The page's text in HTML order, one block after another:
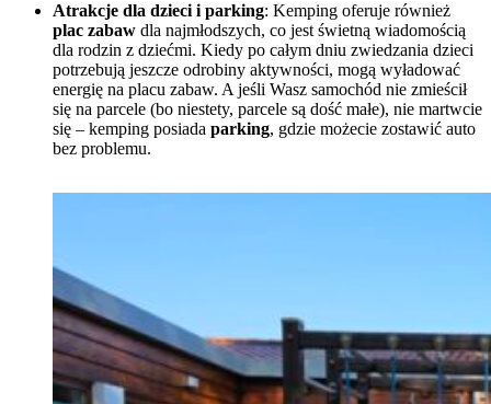
Atrakcje dla dzieci i parking: Kemping oferuje również
plac zabaw dla najmłodszych, co jest świetną wiadomością
dla rodzin z dziećmi. Kiedy po całym dniu zwiedzania dzieci
potrzebują jeszcze odrobiny aktywności, mogą wyładować
energię na placu zabaw. A jeśli Wasz samochód nie zmieścił
się na parcele (bo niestety, parcele są dość małe), nie martwcie
się – kemping posiada parking, gdzie możecie zostawić auto
bez problemu.